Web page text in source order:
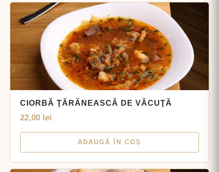
CIORBĂ ŢĂRĂNEASCĂ DE VĂCUŢĂ
22,00 lei
ADAUGĂ ÎN COȘ